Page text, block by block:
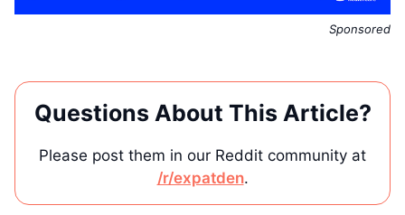
Sponsored
Questions About This Article?
Please post them in our Reddit community at
/r/expatden.